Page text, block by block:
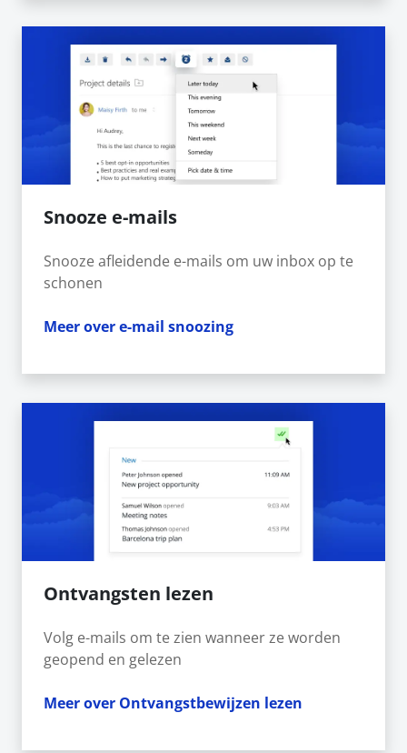
Snooze e-mails
Snooze afleidende e-mails om uw inbox op te
schonen
Meer over e-mail snoozing
Ontvangsten lezen
Volg e-mails om te zien wanneer ze worden
geopend en gelezen
Meer over Ontvangstbewijzen lezen